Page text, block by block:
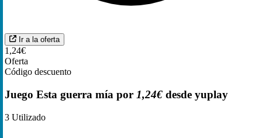
Ir a la oferta
1,24€
Oferta
Código descuento
Juego Esta guerra mía por 1,24€ desde yuplay
3 Utilizado